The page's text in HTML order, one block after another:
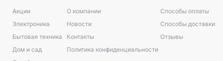
Акции
Электроника
Бытовая техника
Дом и сад
О компании
Новости
Контакты
Политика конфиденциальности
Способы оплаты
Способы доставки
Отзывы